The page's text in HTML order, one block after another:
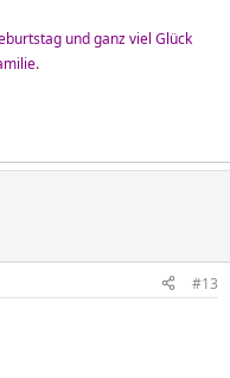
und ganz viel Glück
#13